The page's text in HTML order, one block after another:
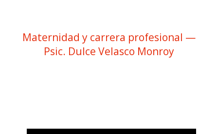
Maternidad y carrera profesional —
Psic. Dulce Velasco Monroy